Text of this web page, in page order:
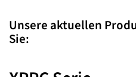
Unsere aktuellen
Sie: